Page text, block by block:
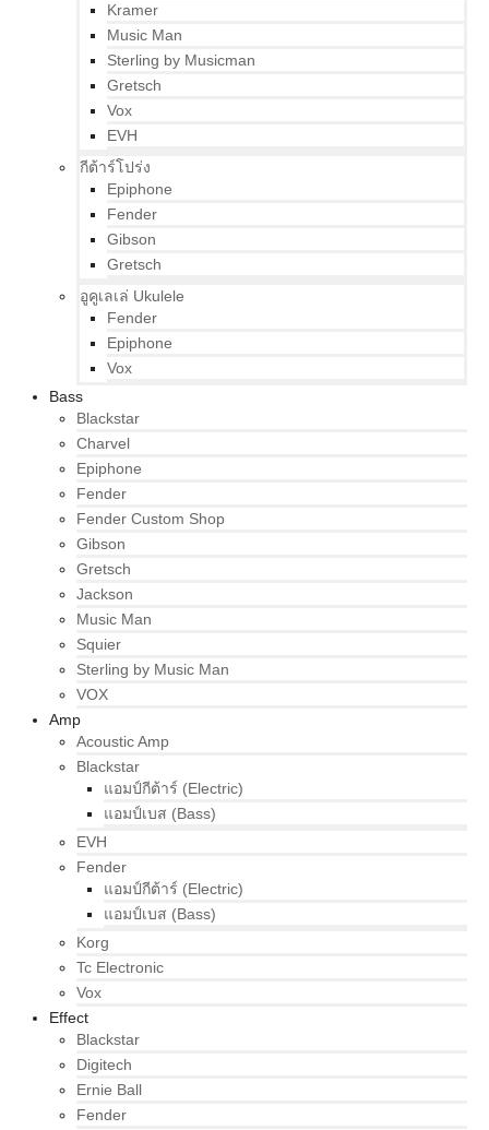
Kramer
Music Man
Sterling by Musicman
Gretsch
Vox
EVH
กีต้าร์โปร่ง
Epiphone
Fender
Gibson
Gretsch
อูคูเลเล่ Ukulele
Fender
Epiphone
Vox
Bass
Blackstar
Charvel
Epiphone
Fender
Fender Custom Shop
Gibson
Gretsch
Jackson
Music Man
Squier
Sterling by Music Man
VOX
Amp
Acoustic Amp
Blackstar
แอมป์กีต้าร์ (Electric)
แอมป์เบส (Bass)
EVH
Fender
แอมป์กีต้าร์ (Electric)
แอมป์เบส (Bass)
Korg
Tc Electronic
Vox
Effect
Blackstar
Digitech
Ernie Ball
Fender